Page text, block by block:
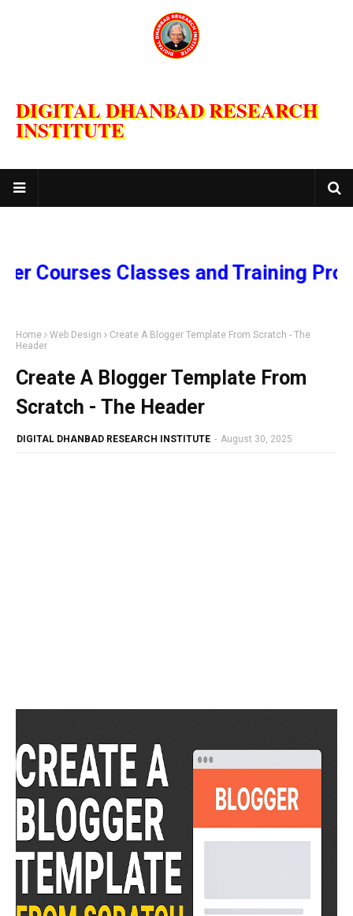
DIGITAL DHANBAD RESEARCH
INSTITUTE
Classes and Training Program
Home Web Design
Create A Blogger Template From Scratch - The
Header
Create A Blogger Template From
Scratch - The Header
DIGITAL DHANBAD RESEARCH INSTITUTE - August 30, 2025